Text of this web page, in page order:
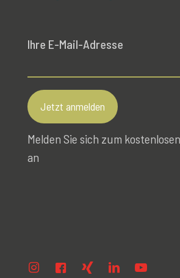
Ihre E-Mail-Adresse
Melden Sie sich zum
an